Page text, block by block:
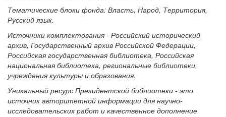
Тематические блоки фонда: Власть, Народ, Территория,
Русский язык.
Источники комплектования - Российский исторический
архив, Государственный архив Российской Федерации,
Российская государственная библиотека, Российская
национальная библиотека, региональные библиотеки,
учреждения культуры и образования.
Уникальный ресурс Президентской библиотеки - это
источник авторитетной информации для научно-
исследовательских работ и качественное дополнение